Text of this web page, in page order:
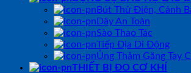
Bút Thử Điện, Cảnh
Dây An Toàn
Sào Thao Tác
Tiếp Địa Di Động
Ủng Thảm Găng Tay
THIẾT BỊ ĐO CƠ KHÍ